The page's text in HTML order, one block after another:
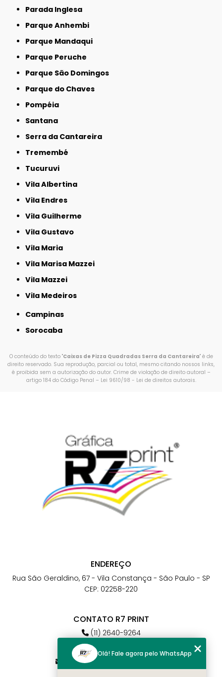
Parada Inglesa
Parque Anhembi
Parque Mandaqui
Parque Peruche
Parque São Domingos
Parque do Chaves
Pompéia
Santana
Serra da Cantareira
Tremembé
Tucuruvi
Vila Albertina
Vila Endres
Vila Guilherme
Vila Gustavo
Vila Maria
Vila Marisa Mazzei
Vila Mazzei
Vila Medeiros
Campinas
Sorocaba
O conteúdo do texto "Caixas de Pizza Quadradas Serra da Cantareira" é de
direito reservado. Sua reprodução, parcial ou total, mesmo citando nossos links,
é proibida sem a autorização do autor. Crime de violação de direito autoral –
artigo 184 do Código Penal – Lei 9610/98 - Lei de direitos autorais.
ENDEREÇO
Rua São Geraldino, 67 - Vila Constança - São Paulo - SP
CEP: 02258-220
CONTATO R7 PRINT
(11) 2640-9264
(11) 98784-6664
atendimento@r7print.com.br
Olá! Fale agora pelo WhatsApp